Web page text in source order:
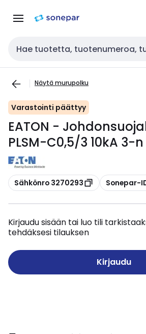
navigointiinsisältöön
Haku
Näytä murupolku
Varastointi päättyy
EATON -
PLSM-C0,5/3 10kA 3-n
Kopioi
Sähkönro 3270293 Kopioi
Sonepar-
Kirjaudu sisään tai luo tili
tehdäksesi tilauksen
Kirjaudu